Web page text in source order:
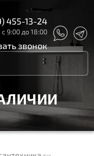
455-13-24
с 9:00 до 18:00
звонок